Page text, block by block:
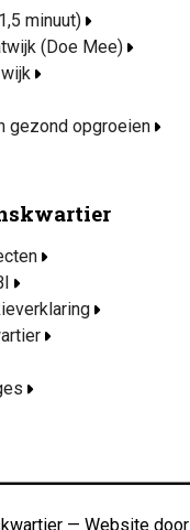
minuut)
(Doe Mee)
gezond opgroeien
— Website door